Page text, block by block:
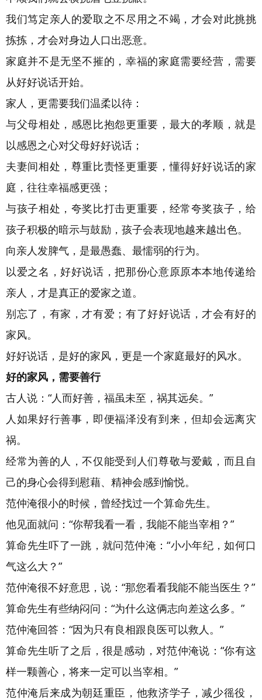
我们笃定亲人的爱取之不尽用之不竭，才会对此挑挑
拣拣，才会对身边人口出恶意。
家庭并不是无坚不摧的，幸福的家庭需要经营，需要
从好好说话开始。
家人，更需要我们温柔以待：
与父母相处，感恩比抱怨更重要，最大的孝顺，就是
以感恩之心对父母好好说话；
夫妻间相处，尊重比责怪更重要，懂得好好说话的家
庭，往往幸福感更强；
与孩子相处，夸奖比打击更重要，经常夸奖孩子，给
孩子积极的暗示与鼓励，孩子会表现地越来越出色。
向亲人发脾气，是最愚蠢、最懦弱的行为。
以爱之名，好好说话，把那份心意原原本本地传递给
亲人，才是真正的爱家之道。
别忘了，有家，才有爱；有了好好说话，才会有好的
家风。
好好说话，是好的家风，更是一个家庭最好的风水。
好的家风，需要善行
古人说：“人而好善，福虽未至，祸其远矣。”
人如果好行善事，即便福泽没有到来，但却会远离灾
祸。
经常为善的人，不仅能受到人们尊敬与爱戴，而且自
己的身心会得到慰藉、精神会感到愉悦。
范仲淹很小的时候，曾经找过一个算命先生。
他见面就问：“你帮我看一看，我能不能当宰相？”
算命先生吓了一跳，就问范仲淹：“小小年纪，如何口
气这么大？”
范仲淹很不好意思，说：“那您看看我能不能当医生？”
算命先生有些纳闷问：“为什么这俩志向差这么多。”
范仲淹回答：“因为只有良相跟良医可以救人。”
算命先生听了之后，很是感动，对范仲淹说：“你有这
样一颗善心，将来一定可以当宰相。”
范仲淹后来成为朝廷重臣，他救济学子，减少徭役，